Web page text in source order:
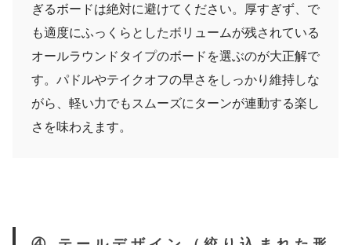
ぎるボードは絶対に避けてください。厚すぎず、で
も適度にふっくらとしたボリュームが残されている
オールラウンドタイプのボードを選ぶのが大正解で
す。パドルやテイクオフの早さをしっかり維持しな
がら、軽い力でもスムーズにターンが連動する楽し
さを味わえます。